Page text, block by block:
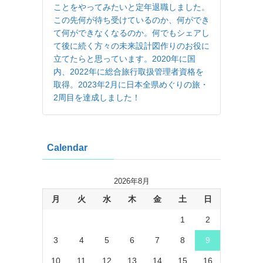
ことをやってみたいと定年退職しました。
この先何が待ち受けているのか、何ができ
て何ができなくなるのか。何でもシェアし
て後に続く方々の未来設計図作りのお役に
立てたらと思っています。2020年に国
内、2022年に総合旅行取扱管理者資格を
取得。2023年2月に日本全県めぐりの旅・
2周目を達成しました！
Calendar
2026年8月
月 火 水 木 金 土 日
1 2
3 4 5 6 7 8 9
10 11 12 13 14 15 16